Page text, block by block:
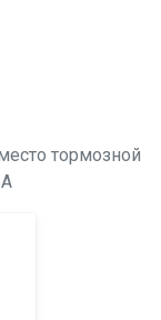
тормозной